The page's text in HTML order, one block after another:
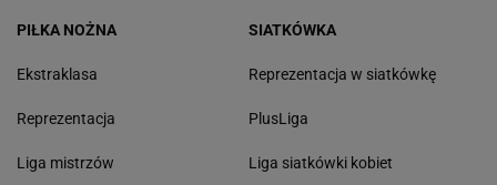
PIŁKA NOŻNA
Ekstraklasa
Reprezentacja
Liga mistrzów
SIATKÓWKA
Reprezentacja w siatkówkę
PlusLiga
Liga siatkówki kobiet